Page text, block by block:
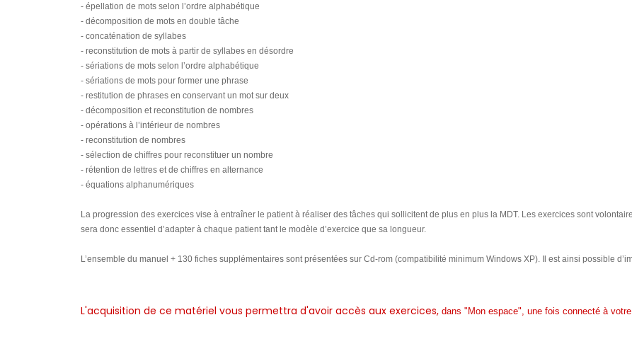
- épellation de mots selon l’ordre alphabétique
- décomposition de mots en double tâche
- concaténation de syllabes
- reconstitution de mots à partir de syllabes en désordre
- sériations de mots selon l’ordre alphabétique
- sériations de mots pour former une phrase
- restitution de phrases en conservant un mot sur deux
- décomposition et reconstitution de nombres
- opérations à l’intérieur de nombres
- reconstitution de nombres
- sélection de chiffres pour reconstituer un nombre
- rétention de lettres et de chiffres en alternance
- équations alphanumériques
La progression des exercices vise à entraîner le patient à réaliser des tâches qui sollicitent de plus en plus la MDT. Les exercices sont
sera donc essentiel d’adapter à chaque patient tant le modèle d’exercice que sa longueur.
L’ensemble du manuel + 130 fiches supplémentaires sont présentées sur Cd-rom (compatibilité minimum Windows XP). Il est ainsi possible
L'acquisition de ce matériel vous permettra d'avoir accès aux exercices, dans "Mon espace", une fois connecté à votre